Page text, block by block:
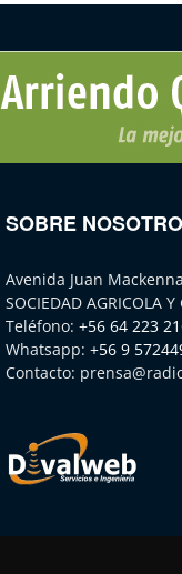
SOBRE
Avenida Juan
SOCIEDAD AGRICOLA
Teléfono: +56 64 223
Whatsapp: +56 9
Contacto: